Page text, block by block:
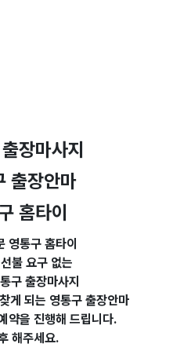
장마사지
출장안마
홈타이
영통구 홈타이
불 요구 없는
구 출장마사지
찾게 되는 영통구 출장안마
약을 진행해 드립니다.
해주세요.